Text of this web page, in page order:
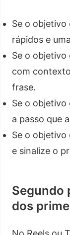
Se o
rápidos e
Se o objetivo
com
frase.
Se o objetivo
a passo que
Se o
e sinalize o
Segundo
dos